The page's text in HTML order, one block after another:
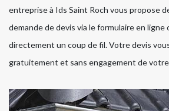
entreprise à Ids Saint Roch vous propose
demande de devis via le formulaire en ligne
directement un coup de fil. Votre devis
gratuitement et sans engagement de